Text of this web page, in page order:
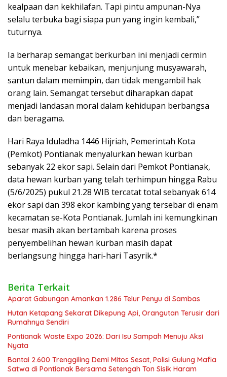
kealpaan dan kekhilafan. Tapi pintu ampunan-Nya
selalu terbuka bagi siapa pun yang ingin kembali,”
tuturnya.
Ia berharap semangat berkurban ini menjadi cermin
untuk menebar kebaikan, menjunjung musyawarah,
santun dalam memimpin, dan tidak mengambil hak
orang lain. Semangat tersebut diharapkan dapat
menjadi landasan moral dalam kehidupan berbangsa
dan beragama.
Hari Raya Iduladha 1446 Hijriah, Pemerintah Kota
(Pemkot) Pontianak menyalurkan hewan kurban
sebanyak 22 ekor sapi. Selain dari Pemkot Pontianak,
data hewan kurban yang telah terhimpun hingga Rabu
(5/6/2025) pukul 21.28 WIB tercatat total sebanyak 614
ekor sapi dan 398 ekor kambing yang tersebar di enam
kecamatan se-Kota Pontianak. Jumlah ini kemungkinan
besar masih akan bertambah karena proses
penyembelihan hewan kurban masih dapat
berlangsung hingga hari-hari Tasyrik.*
Berita Terkait
Aparat Gabungan Amankan 1.286 Telur Penyu di Sambas
Hutan Ketapang Sekarat Dikepung Api, Orangutan Terusir dari
Rumahnya Sendiri
Pontianak Waste Expo 2026: Dari Isu Sampah Menuju Aksi
Nyata
Bantai 2.600 Trenggiling Demi Mitos Sesat, Polisi Gulung Mafia
Satwa di Pontianak Bersama Setengah Ton Sisik Haram